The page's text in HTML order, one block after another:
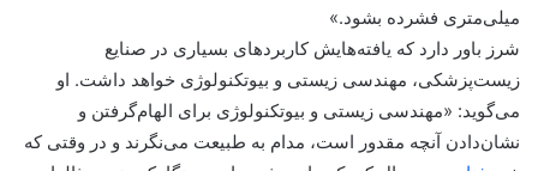
میلی‌متری فشرده بشود.»
شرز باور دارد که یافته‌هایش کاربردهای بسیاری در صنایع
زیست‌پزشکی، مهندسی زیستی و بیوتکنولوژی خواهد داشت. او
می‌گوید: «مهندسی زیستی و بیوتکنولوژی برای الهام‌گرفتن و
نشان‌دادن آنچه مقدور است، مدام به طبیعت می‌نگرند و در وقتی که